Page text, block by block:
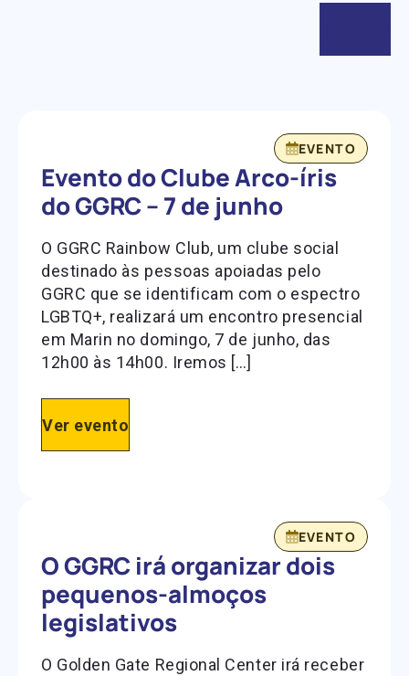
EVENTO
Evento do Clube Arco-íris
do GGRC – 7 de junho
O GGRC Rainbow Club, um clube social
destinado às pessoas apoiadas pelo
GGRC que se identificam com o espectro
LGBTQ+, realizará um encontro presencial
em Marin no domingo, 7 de junho, das
12h00 às 14h00. Iremos […]
Ver evento
EVENTO
O GGRC irá organizar dois
pequenos-almoços
legislativos
O Golden Gate Regional Center irá receber